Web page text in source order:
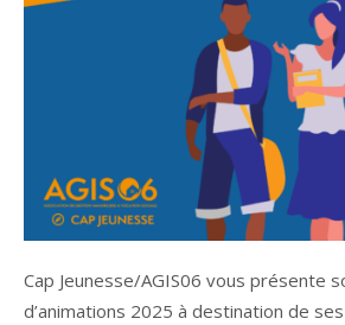
Cap Jeunesse/AGIS06 vous présente
d’animations 2025 à destination de